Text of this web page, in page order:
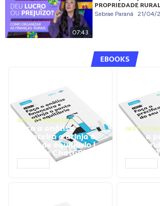
07:43
PROPRIEDADE RURAL
Sebrae Paraná 21/04/
EBOOKS
GESTÃO FINANCEIRA
Faça a análise
financeira e atinja o
ponto de equilíbrio |
Prompts ChatGPT
GESTÃO
Faça a
seu
ChatGPT